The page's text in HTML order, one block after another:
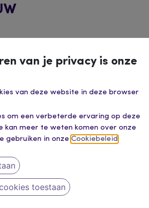
van je privacy is onze
van deze website in deze browser
om een verbeterde ervaring op deze
kan meer te weten komen over onze
gebruiken in onze Cookiebeleid
toestaan